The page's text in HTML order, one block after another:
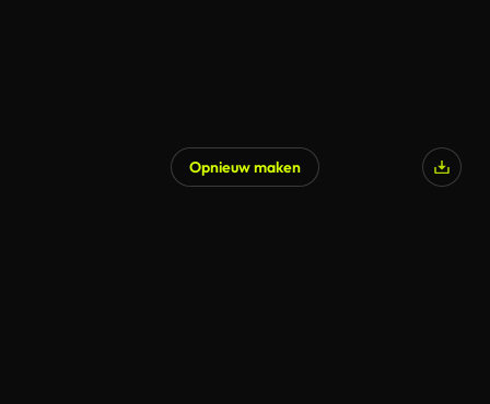
Opnieuw maken